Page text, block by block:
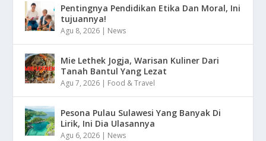
Pentingnya Pendidikan Etika Dan Moral, Ini
tujuannya!
Agu 8, 2026 | News
Mie Lethek Jogja, Warisan Kuliner Dari
Tanah Bantul Yang Lezat
Agu 7, 2026 | Food & Travel
Pesona Pulau Sulawesi Yang Banyak Di
Lirik, Ini Dia Ulasannya
Agu 6, 2026 | News